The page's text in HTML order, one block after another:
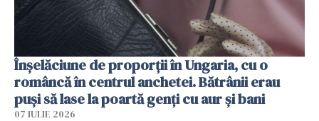
Înșelăciune de proporții în Ungaria, cu o
româncă în centrul anchetei. Bătrânii erau
puși să lase la poartă genți cu aur și bani
07 IULIE 2026